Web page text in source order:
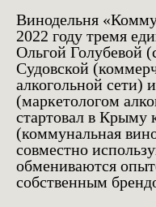
Винодельня
2022 году тремя
Ольгой Голубевой
Судовской
алкогольной сети)
(маркетологом
стартовал в Крыму
(коммунальная
совместно
обмениваются
собственным